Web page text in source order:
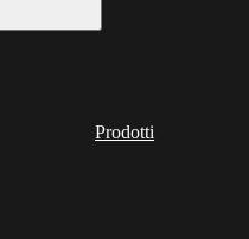
Prodotti